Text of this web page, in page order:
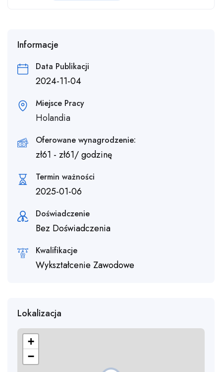
Informacje
Data Publikacji
2024-11-04
Miejsce Pracy
Holandia
Oferowane wynagrodzenie:
zł61 - zł61/ godzinę
Termin ważności
2025-01-06
Doświadczenie
Bez Doświadczenia
Kwalifikacje
Wykształcenie Zawodowe
Lokalizacja
+
−